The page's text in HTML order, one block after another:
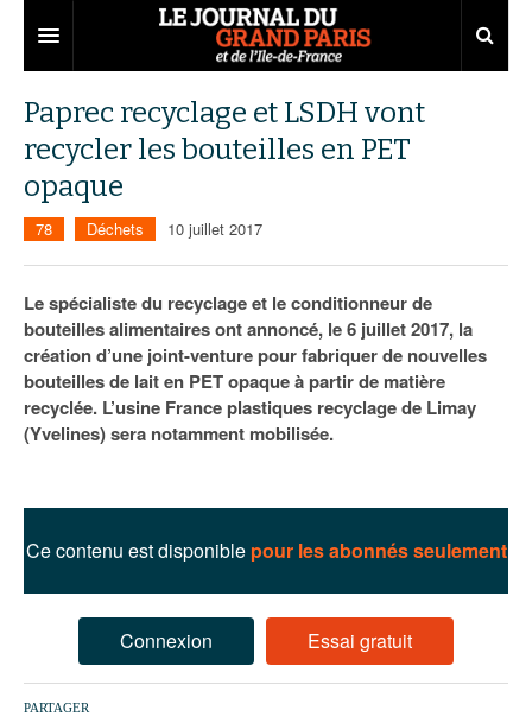
Territoires
Aménagement
Collectivités
Services urbains
Entreprises
Développement économique
Attractivité
Innovation
Transport
Départements
77
78
91
Nominations
Portraits
Agenda
Les Assises du Grand Paris
Éditions précédentes
Le podcast
Ecouter les épisodes
Paprec recyclage et LSDH vont
recycler les bouteilles en PET
opaque
78 Déchets 10 juillet 2017
Le spécialiste du recyclage et le conditionneur de
bouteilles alimentaires ont annoncé, le 6 juillet 2017, la
création d’une joint-venture pour fabriquer de nouvelles
bouteilles de lait en PET opaque à partir de matière
recyclée. L’usine France plastiques recyclage de Limay
(Yvelines) sera notamment mobilisée.
Ce contenu est disponible pour les abonnés seulement
Connexion Essai gratuit
PARTAGER